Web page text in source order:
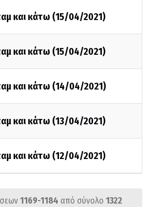
και κάτω (15/04/2021)
και κάτω (15/04/2021)
και κάτω (14/04/2021)
και κάτω (13/04/2021)
και κάτω (12/04/2021)
1169-1184 από σύνολο 1322